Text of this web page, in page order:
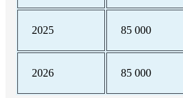
2025 85 000
2026 85 000